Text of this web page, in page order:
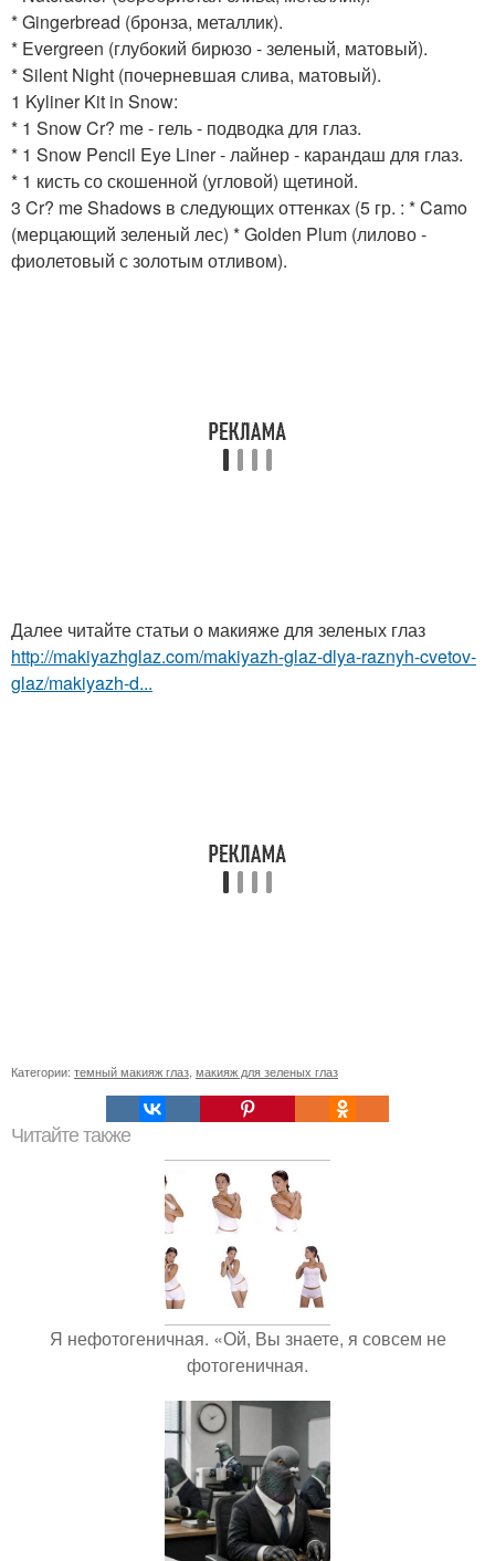
* Gingerbread (бронза, металлик).
* Evergreen (глубокий бирюзо - зеленый, матовый).
* Silent Night (почерневшая слива, матовый).
1 Kyliner Kit in Snow:
* 1 Snow Cr? me - гель - подводка для глаз.
* 1 Snow Pencil Eye Liner - лайнер - карандаш для глаз.
* 1 кисть со скошенной (угловой) щетиной.
3 Cr? me Shadows в следующих оттенках (5 гр. : * Camo
(мерцающий зеленый лес) * Golden Plum (лилово -
фиолетовый с золотым отливом).
Далее читайте статьи о макияже для зеленых глаз
http://makiyazhglaz.com/makiyazh-glaz-dlya-raznyh-cvetov-
glaz/makiyazh-d...
Категории: темный макияж глаз макияж для зеленых глаз
Читайте также
Я нефотогеничная. «Ой, Вы знаете, я совсем не
фотогеничная.